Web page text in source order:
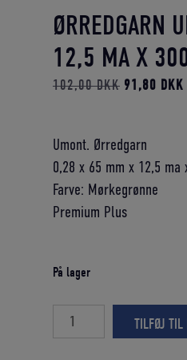
ØRREDGARN
12,5 MA X
102,00DKK Den
var:
91,80 DKK
Umont. Ørredgarn
0,28 x 65 mm x 12,5 ma
Farve: Mørkegrønne
Premium Plus
På lager
ØRREDGARN
UMONT.
TILFØJ TIL